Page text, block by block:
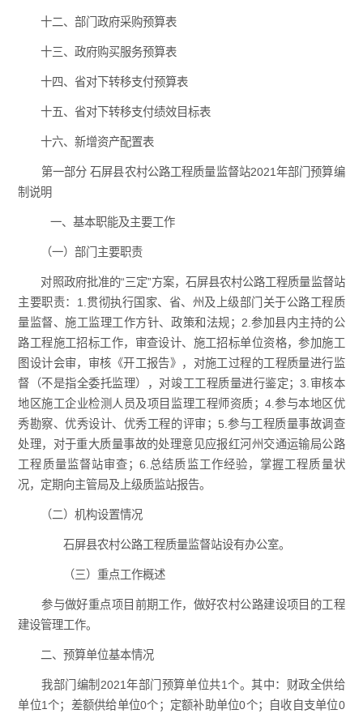
十二、部门政府采购预算表
十三、政府购买服务预算表
十四、省对下转移支付预算表
十五、省对下转移支付绩效目标表
十六、新增资产配置表
第一部分 石屏县农村公路工程质量监督站2021年部门预算编
制说明
一、基本职能及主要工作
（一）部门主要职责
对照政府批准的“三定”方案，石屏县农村公路工程质量监督站
主要职责：1.贯彻执行国家、省、州及上级部门关于公路工程质
量监督、施工监理工作方针、政策和法规；2.参加县内主持的公
路工程施工招标工作，审查设计、施工招标单位资格，参加施工
图设计会审，审核《开工报告》，对施工过程的工程质量进行监
督（不是指全委托监理），对竣工工程质量进行鉴定；3.审核本
地区施工企业检测人员及项目监理工程师资质；4.参与本地区优
秀勘察、优秀设计、优秀工程的评审；5.参与工程质量事故调查
处理，对于重大质量事故的处理意见应报红河州交通运输局公路
工程质量监督站审查；6.总结质监工作经验，掌握工程质量状
况，定期向主管局及上级质监站报告。
（二）机构设置情况
石屏县农村公路工程质量监督站设有办公室。
（三）重点工作概述
参与做好重点项目前期工作，做好农村公路建设项目的工程
建设管理工作。
二、预算单位基本情况
我部门编制2021年部门预算单位共1个。其中：财政全供给
单位1个；差额供给单位0个；定额补助单位0个；自收自支单位0